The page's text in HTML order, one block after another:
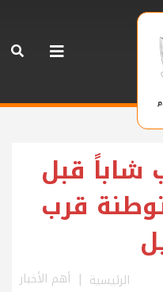
شاباً قبل
قرب
الرئيسية أهم الأخبار